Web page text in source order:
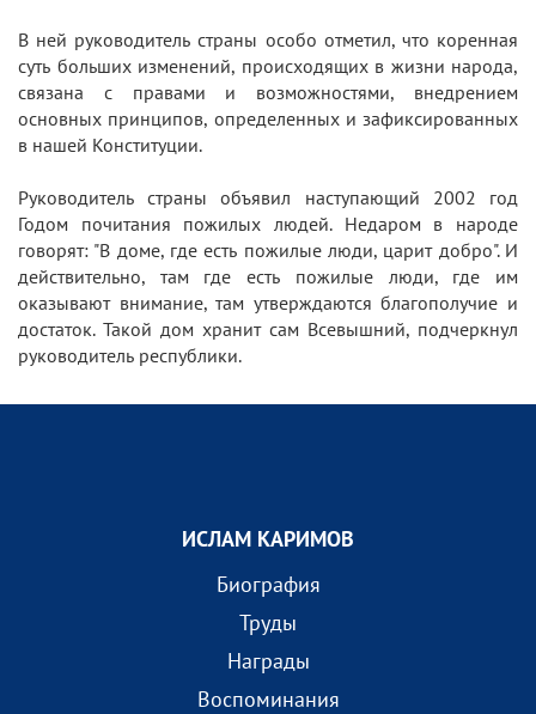
В ней руководитель страны особо отметил, что коренная
суть больших изменений, происходящих в жизни народа,
связана с правами и возможностями, внедрением
основных принципов, определенных и зафиксированных
в нашей Конституции.
Руководитель страны объявил наступающий 2002 год
Годом почитания пожилых людей. Недаром в народе
говорят: "В доме, где есть пожилые люди, царит добро". И
действительно, там где есть пожилые люди, где им
оказывают внимание, там утверждаются благополучие и
достаток. Такой дом хранит сам Всевышний, подчеркнул
руководитель республики.
ИСЛАМ КАРИМОВ
Биография
Труды
Награды
Воспоминания